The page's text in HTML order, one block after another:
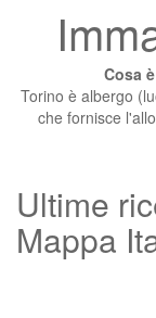
Cosa
Torino è albergo
che fornisce
Ultime
Mappa